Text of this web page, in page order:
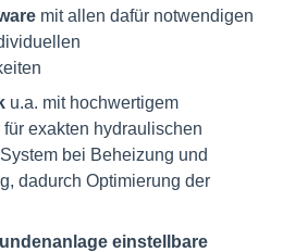
mit allen dafür notwendigen
u.a. mit hochwertigem
exakten hydraulischen
bei Beheizung und
dadurch Optimierung der
einstellbare